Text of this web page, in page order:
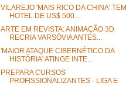
VILAREJO 'MAIS RICO DA CHINA' TEM
HOTEL DE US$ 500...
ARTE EM REVISTA: ANIMAÇÃO 3D
RECRIA VARSÓVIA ANTES...
'MAIOR ATAQUE CIBERNÉTICO DA
HISTÓRIA' ATINGE INTE...
PREPARA CURSOS
PROFISSIONALIZANTES - LIGA E